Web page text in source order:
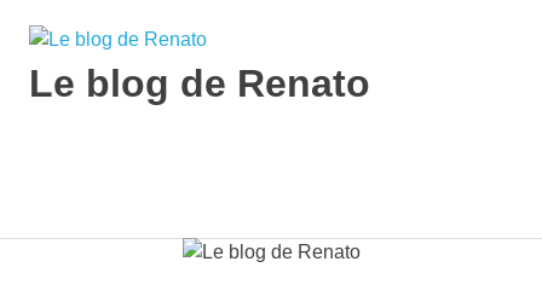
contentLe blog de Renato